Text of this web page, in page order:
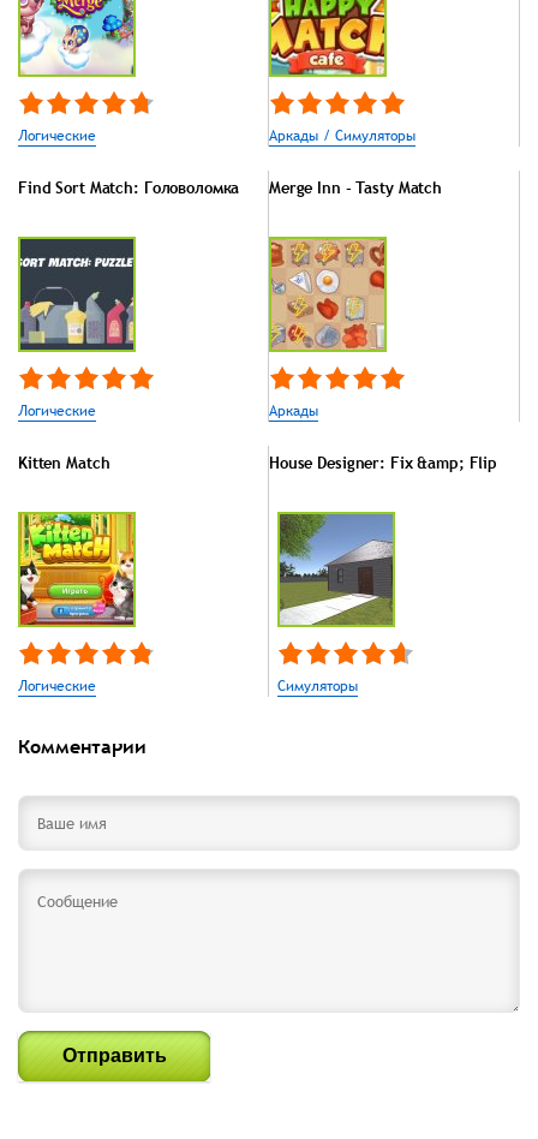
Логические Аркады / Симуляторы
Find Sort Match: Головоломка
Логические
Merge Inn - Tasty Match
Аркады
Kitten Match
Логические
House Designer: Fix &amp; Flip
Симуляторы
Комментарии
Отправить